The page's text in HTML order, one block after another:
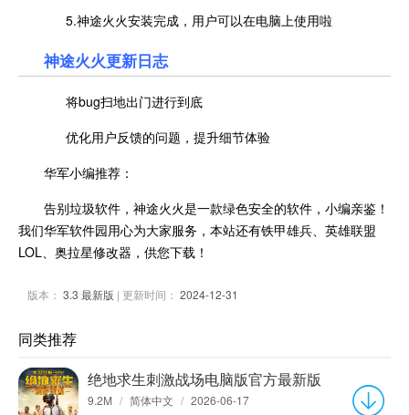
5.神途火火安装完成，用户可以在电脑上使用啦
神途火火更新日志
将bug扫地出门进行到底
优化用户反馈的问题，提升细节体验
华军小编推荐：
告别垃圾软件，神途火火是一款绿色安全的软件，小编亲鉴！
我们华军软件园用心为大家服务，本站还有铁甲雄兵、英雄联盟
LOL、奥拉星修改器，供您下载！
版本： 3.3 最新版 | 更新时间： 2024-12-31
同类推荐
绝地求生刺激战场电脑版官方最新版
9.2M / 简体中文 / 2026-06-17